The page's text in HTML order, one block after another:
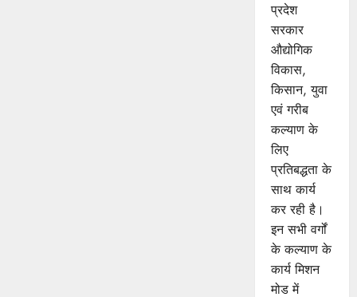
प्रदेश
सरकार
औद्योगिक
विकास,
किसान, युवा
एवं गरीब
कल्याण के
लिए
प्रतिबद्धता के
साथ कार्य
कर रही है।
इन सभी वर्गों
के कल्याण के
कार्य मिशन
मोड में